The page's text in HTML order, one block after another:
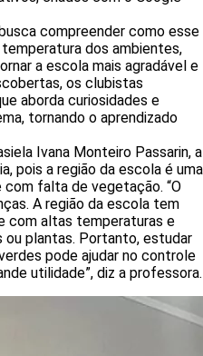
compreender como esse
dos ambientes,
a escola mais agradável e
os clubistas
aborda curiosidades e
tornando o aprendizado
Ivana Monteiro Passarin, a
pois a região da escola é uma
falta de vegetação. “O
A região da escola tem
com altas temperaturas e
ou plantas. Portanto, estudar
pode ajudar no controle
utilidade”, diz a professora.